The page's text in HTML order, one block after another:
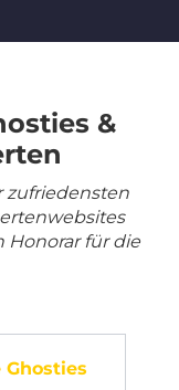
&
zufriedensten
Honorar für die
Ghosties